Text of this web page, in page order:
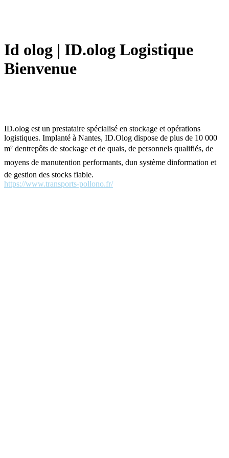
Id olog | ID.olog Logistique
Bienvenue
ID.olog est un prestataire spécialisé en stockage et opérations
logistiques. Implanté à Nantes, ID.Olog dispose de plus de 10 000
m² dentrepôts de stockage et de quais, de personnels qualifiés, de
moyens de manutention performants, dun système dinformation et
de gestion des stocks fiable.
https://www.transports-pollono.fr/